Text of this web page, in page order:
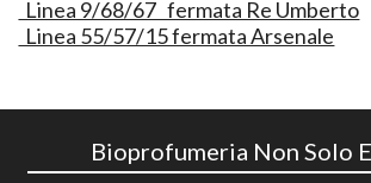
Linea 9/68/67 fermata Re Umberto
Linea 55/57/15 fermata Arsenale
Bioprofumeria Non Solo